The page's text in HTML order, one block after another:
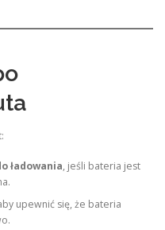
ładowania, jeśli bateria jest
upewnić się, że bateria